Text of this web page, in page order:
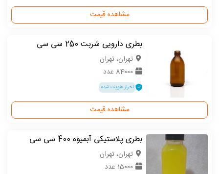
مشاهده قیمت
بطری دارویی شربت 250 سی سی
تهران، تهران
84000 عدد
احراز هویت شده
مشاهده قیمت
بطری پلاستیکی آبمیوه 400 سی سی
تهران، تهران
15000 عدد